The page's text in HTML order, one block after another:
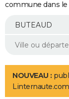
Essais
Réserver un essai
Citadines
Berlines
SUV
Forum auto
+
Mobiles
Meilleur smartphone
Internet
Ordinateurs
Jeux vidéo
Guide high-tech
Aménagement
LIFESTYLE
Art de vivre
Bien-être
Loisirs
Mode
Modes de vie
commune dans le
NOUVEAU :
Linternaute.com